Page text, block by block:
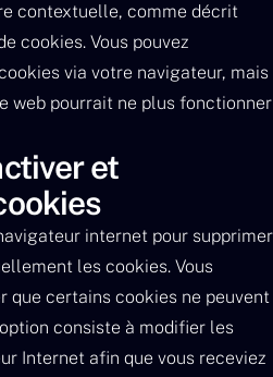
contextuelle, comme décrit
cookies. Vous pouvez
via votre navigateur, mais
web pourrait ne plus fonctionner
et
internet pour supprimer
les cookies. Vous
que certains cookies ne peuvent
consiste à modifier les
Internet afin que vous receviez